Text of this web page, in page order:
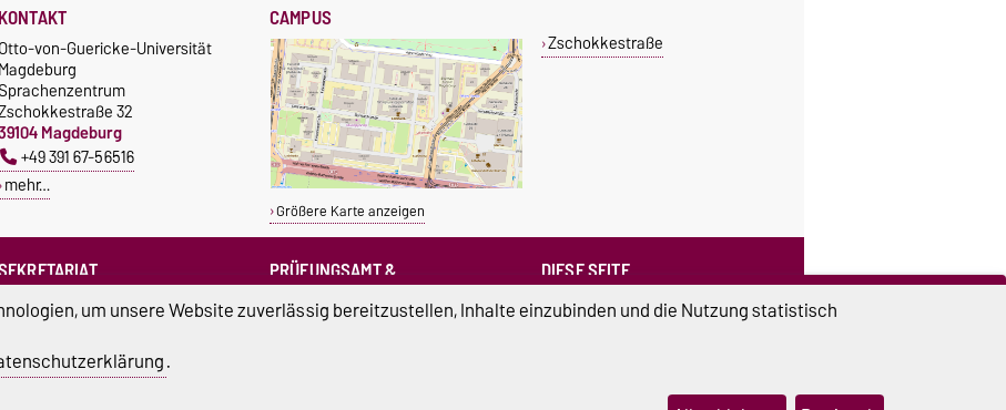
KONTAKT
Otto-von-Guericke-Universität
Magdeburg
Sprachenzentrum
32
Magdeburg
+49 391 67-56516
mehr…
CAMPUS
Größere Karte anzeigen
Zschokkestraße
sprachenzentrum@ovgu.de
PRÜFUNGSAMT &
PRÜFUNGSAUSSCHUSS
DIESE SEITE
Vorlesen
um unsere Website zuverlässig bereitzustellen, Inhalte einzubinden und die Nutzung statistisch
.